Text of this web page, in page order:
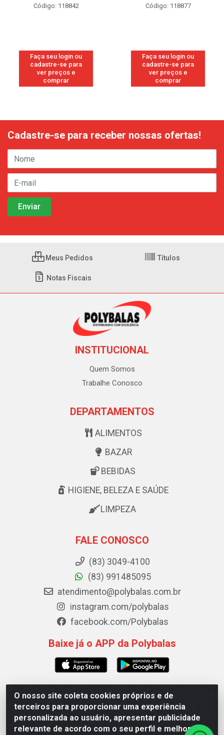
Código: 118842
Faça seu login ou
cadastre-se para
ver preços e
comprar
Código: 118877
Faça seu login ou
cadastre-se para
ver preços e
comprar
O nosso site coleta cookies próprios e de
terceiros para proporcionar uma experiência
personalizada ao usuário, apresentar publicidade
relevante de acordo com o seu perfil e melhorar a
Cadastre-se para receber nossas ofertas!
Meus Pedidos Títulos
Notas Fiscais
INSTITUCIONAL
Quem Somos
Trabalhe Conosco
DEPARTAMENTOS
ALIMENTOS
BAZAR
BEBIDAS
HIGIENE, BELEZA E SAÚDE
LIMPEZA
FALE CONOSCO
(83) 3049-4100
(83) 991485095
atendimento@polybalas.com.br
instagram.com/polybalas
facebook.com/Polybalas
Baixe já o APP da Polybalas
Polybalas - Rua João Miguel de Souza, 173 Galpão B -
Ernesto Geisel, João Pessoa/PB - CEP 58.075-075 - CNPJ
00.909.327/0002-61